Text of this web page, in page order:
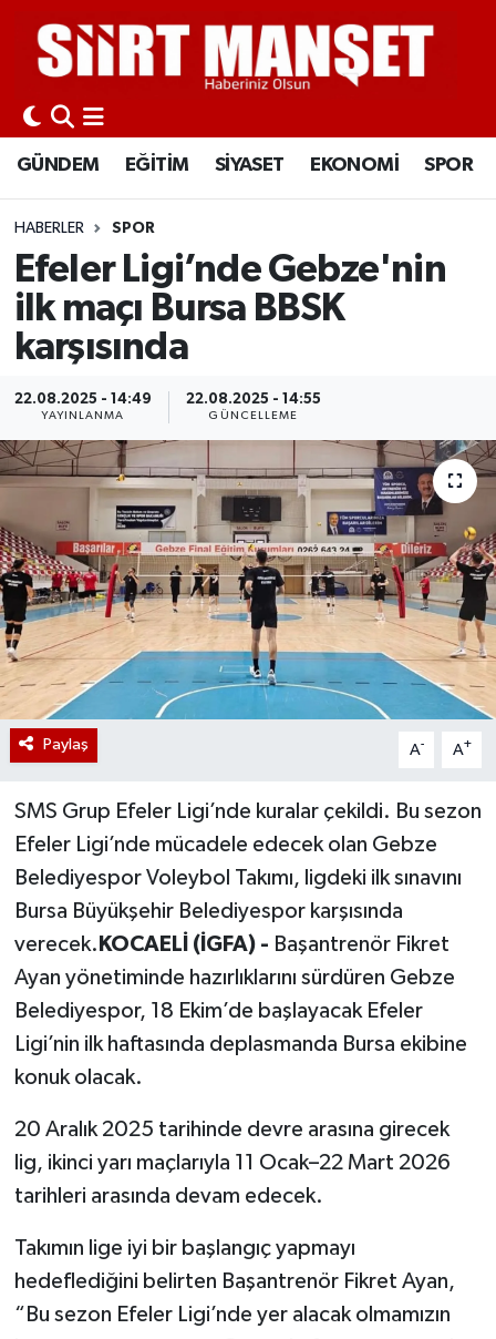
GÜNDEM EĞİTİM SİYASET EKONOMİ SPOR
HABERLER SPOR
Efeler Ligi’nde Gebze'nin
ilk maçı Bursa BBSK
karşısında
22.08.2025 - 14:49
YAYINLANMA
22.08.2025 - 14:55
GÜNCELLEME
Paylaş A- A+
SMS Grup Efeler Ligi’nde kuralar çekildi. Bu sezon
Efeler Ligi’nde mücadele edecek olan Gebze
Belediyespor Voleybol Takımı, ligdeki ilk sınavını
Bursa Büyükşehir Belediyespor karşısında
verecek. KOCAELİ (İGFA) - Başantrenör Fikret
Ayan yönetiminde hazırlıklarını sürdüren Gebze
Belediyespor, 18 Ekim’de başlayacak Efeler
Ligi’nin ilk haftasında deplasmanda Bursa ekibine
konuk olacak.
20 Aralık 2025 tarihinde devre arasına girecek
lig, ikinci yarı maçlarıyla 11 Ocak–22 Mart 2026
tarihleri arasında devam edecek.
Takımın lige iyi bir başlangıç yapmayı
hedeflediğini belirten Başantrenör Fikret Ayan,
“Bu sezon Efeler Ligi’nde yer alacak olmamızın
GÜNDEM
EĞİTİM
SİYASET
EKONOMİ
SPOR
İLÇELER
KÜLTÜR-SANAT
SAĞLIK-YAŞAM
Siirt Nöbetçi Eczaneler
Siirt Hava Durumu
Siirt Namaz Vakitleri
Siirt Trafik Yoğunluk Haritası
Süper Lig Puan Durumu ve Fikstür
Tüm Manşetler
Son Dakika Haberleri
Haber Arşivi